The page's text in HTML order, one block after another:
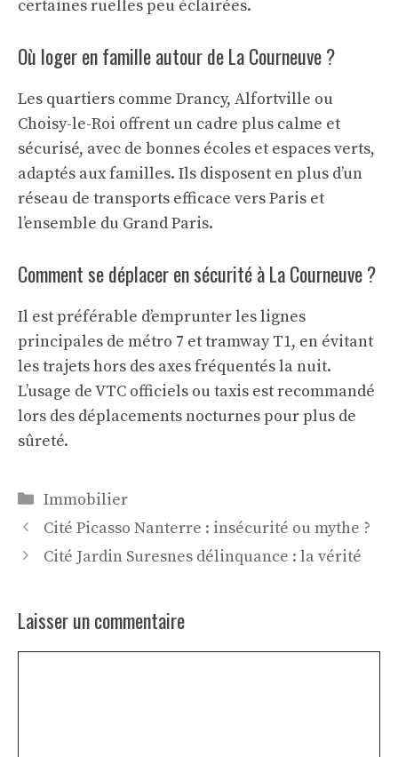
certaines ruelles peu éclairées.
Où loger en famille autour de La Courneuve ?
Les quartiers comme Drancy, Alfortville ou
Choisy-le-Roi offrent un cadre plus calme et
sécurisé, avec de bonnes écoles et espaces verts,
adaptés aux familles. Ils disposent en plus d’un
réseau de transports efficace vers Paris et
l’ensemble du Grand Paris.
Comment se déplacer en sécurité à La Courneuve ?
Il est préférable d’emprunter les lignes
principales de métro 7 et tramway T1, en évitant
les trajets hors des axes fréquentés la nuit.
L’usage de VTC officiels ou taxis est recommandé
lors des déplacements nocturnes pour plus de
sûreté.
Catégories
Immobilier
Cité Picasso Nanterre : insécurité ou mythe ?
Cité Jardin Suresnes délinquance : la vérité
Laisser un commentaire